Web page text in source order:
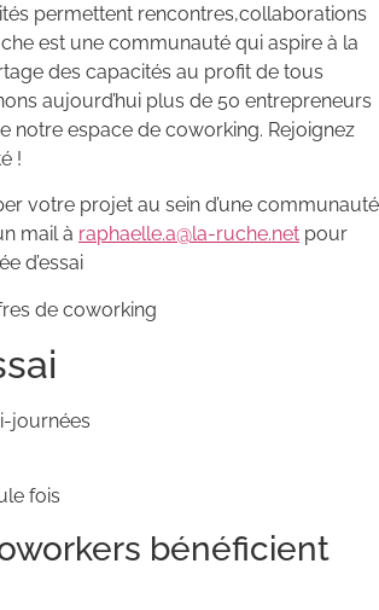
permettent rencontres,collaborations
est une communauté qui aspire à la
des capacités au profit de tous
aujourd’hui plus de 50 entrepreneurs
notre espace de coworking. Rejoignez
!
votre projet au sein d’une communauté
mail à raphaelle.a@la-ruche.net pour
d’essai
de coworking
journées
fois
bénéficient